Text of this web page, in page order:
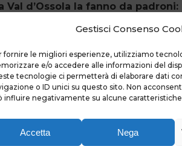
Gestisci Consenso
fornire le migliori esperienze, utilizziamo
e/o accedere alle informazioni del
tecnologie ci permetterà di elaborare dati
o ID unici su questo sito. Non
influire negativamente su alcune
Accetta Nega
d’Ossola la fanno da padroni:
in ambito di accompagnamento e
principianti e non, l’Artogna
il Rio Laghetto con le sue
anziché Isorno e Rio Rasiga, per
molto esperti.